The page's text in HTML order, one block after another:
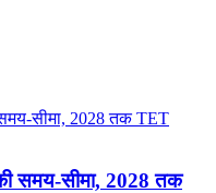
की समय-सीमा, 2028 तक